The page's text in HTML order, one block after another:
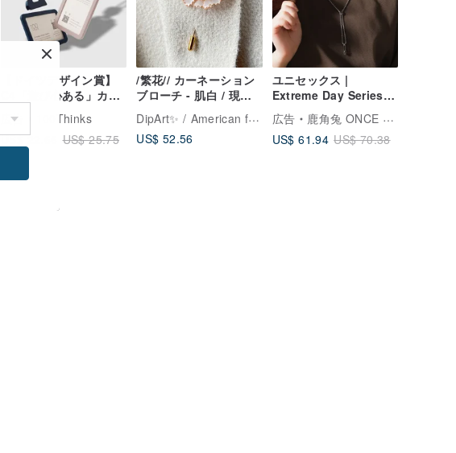
【ドイツデザイン賞】
C4「遊び心ある」カー
ドホルダー 縦横兼用 両
面感知 カスタマイズ可
広告
100Thinks
US$ 22.66
US$ 25.75
/繁花// カーネーション
ブローチ - 肌白 / 現品
限り / 無料ギフトボッ
クスアップグレード
DipArt✨ / American flower🌹 /
US$ 52.56
ユニセックス |
Extreme Day Series -
ブルー*ステンレスネッ
クレス
広告
鹿角兔 ONCE UPON A TIME
US$ 61.94 US$ 70.38